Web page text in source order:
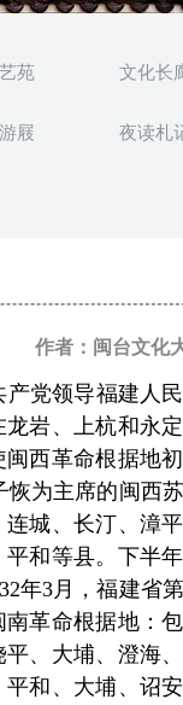
苑 文化长
屐 夜读札
作者：闽台文化
党领导福建人
岩、上杭和永
西革命根据地
恢为主席的闽西
城、长汀、漳
和等县。下半
年3月，福建省
革命根据地：
、大埔、澄海
和、大埔、诏